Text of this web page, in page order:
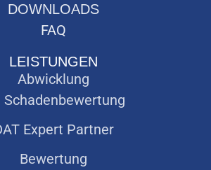
DOWNLOADS
FAQ
LEISTUNGEN
Abwicklung
Schadenbewertung
Expert Partner
Bewertung